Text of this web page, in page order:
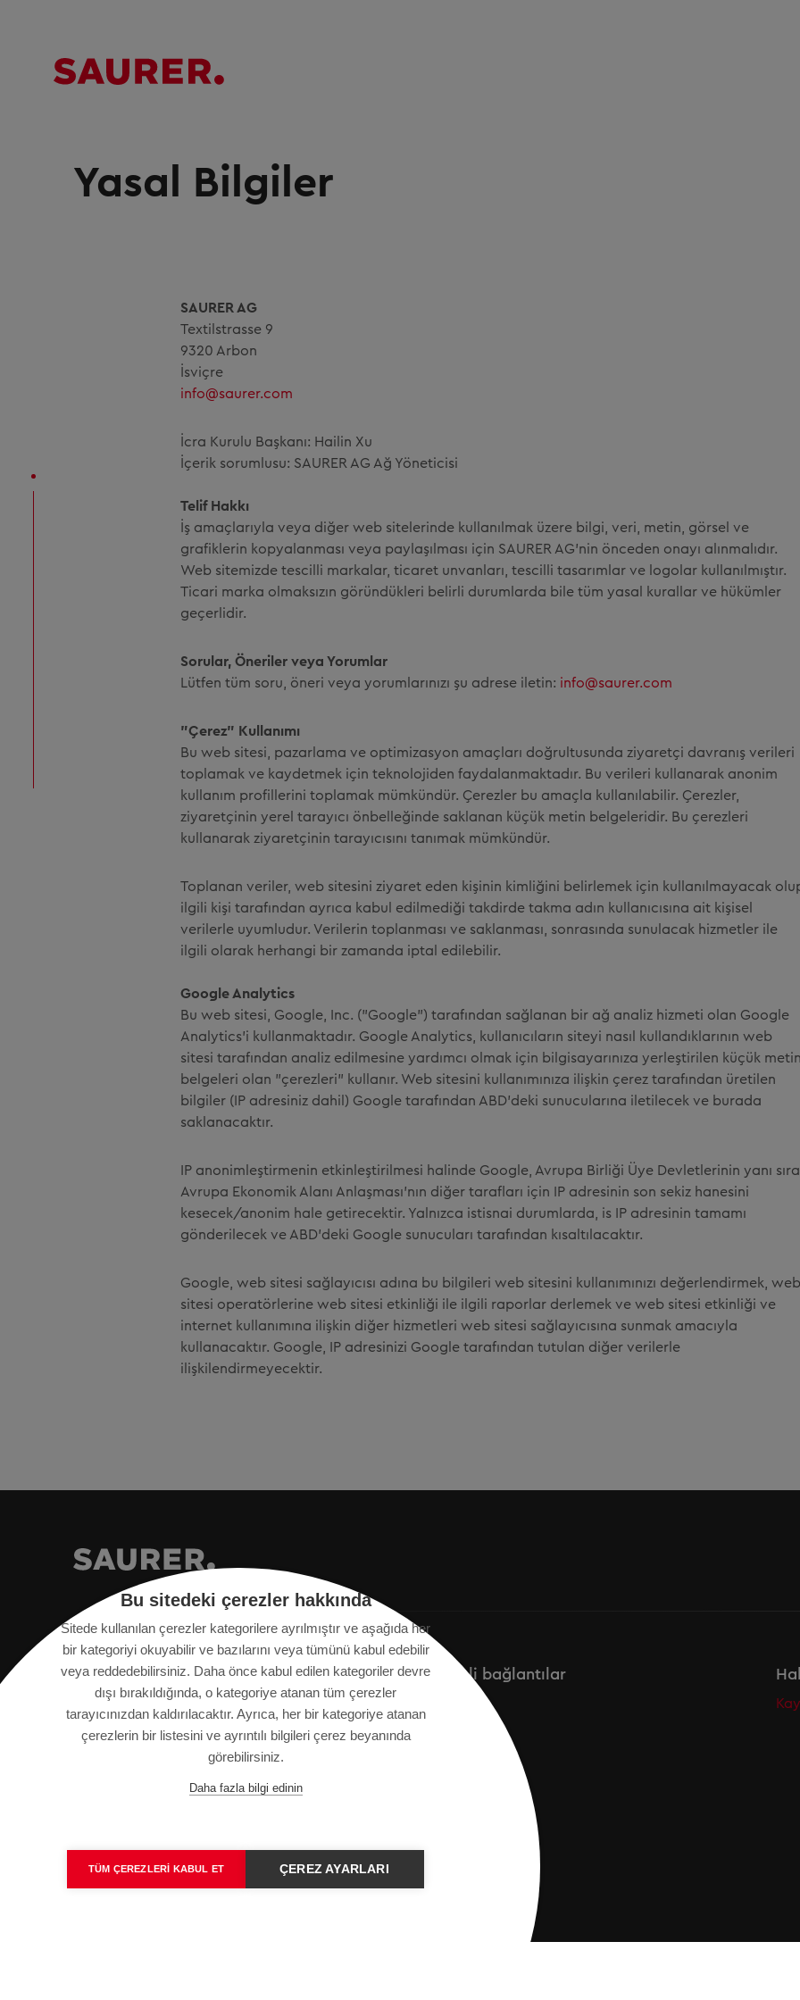
Yasal Bilgiler
SAURER AG
Textilstrasse 9
9320 Arbon
İsviçre
info@saurer.com
İcra Kurulu Başkanı: Hailin Xu
İçerik sorumlusu: SAURER AG Ağ Yöneticisi
Telif Hakkı
İş amaçlarıyla veya diğer web sitelerinde kullanılmak üzere bilgi, veri, metin, görsel ve
grafiklerin kopyalanması veya paylaşılması için SAURER AG'nin önceden onayı alınmalıdır.
Web sitemizde tescilli markalar, ticaret unvanları, tescilli tasarımlar ve logolar kullanılmıştır.
Ticari marka olmaksızın göründükleri belirli durumlarda bile tüm yasal kurallar ve hükümler
geçerlidir.
Sorular, Öneriler veya Yorumlar
Lütfen tüm soru, öneri veya yorumlarınızı şu adrese iletin: info@saurer.com
"Çerez" Kullanımı
Bu web sitesi, pazarlama ve optimizasyon amaçları doğrultusunda ziyaretçi davranış verileri
toplamak ve kaydetmek için teknolojiden faydalanmaktadır. Bu verileri kullanarak anonim
kullanım profillerini toplamak mümkündür. Çerezler bu amaçla kullanılabilir. Çerezler,
ziyaretçinin yerel tarayıcı önbelleğinde saklanan küçük metin belgeleridir. Bu çerezleri
kullanarak ziyaretçinin tarayıcısını tanımak mümkündür.
Toplanan veriler, web sitesini ziyaret eden kişinin kimliğini belirlemek için kullanılmayacak
ilgili kişi tarafından ayrıca kabul edilmediği takdirde takma adın kullanıcısına ait kişisel
verilerle uyumludur. Verilerin toplanması ve saklanması, sonrasında sunulacak hizmetler ile
ilgili olarak herhangi bir zamanda iptal edilebilir.
Google Analytics
Bu web sitesi, Google, Inc. ("Google") tarafından sağlanan bir ağ analiz hizmeti olan Google
Analytics'i kullanmaktadır. Google Analytics, kullanıcıların siteyi nasıl kullandıklarının web
sitesi tarafından analiz edilmesine yardımcı olmak için bilgisayarınıza yerleştirilen küçük
belgeleri olan "çerezleri" kullanır. Web sitesini kullanımınıza ilişkin çerez tarafından üretilen
bilgiler (IP adresiniz dahil) Google tarafından ABD’deki sunucularına iletilecek ve burada
saklanacaktır.
IP anonimleştirmenin etkinleştirilmesi halinde Google, Avrupa Birliği Üye Devletlerinin yanı sıra
Avrupa Ekonomik Alanı Anlaşması'nın diğer tarafları için IP adresinin son sekiz hanesini
kesecek/anonim hale getirecektir. Yalnızca istisnai durumlarda, is IP adresinin tamamı
gönderilecek ve ABD'deki Google sunucuları tarafından kısaltılacaktır.
Google, web sitesi sağlayıcısı adına bu bilgileri web sitesini kullanımınızı değerlendirmek, web
sitesi operatörlerine web sitesi etkinliği ile ilgili raporlar derlemek ve web sitesi etkinliği ve
internet kullanımına ilişkin diğer hizmetleri web sitesi sağlayıcısına sunmak amacıyla
kullanacaktır. Google, IP adresinizi Google tarafından tutulan diğer verilerle
ilişkilendirmeyecektir.
Saurer Intelligent Technology AG
Textilstrasse 9
9320 Arbon, İsviçre
Önemli bağlantılar
Bu sitedeki çerezler hakkında
Sitede kullanılan çerezler kategorilere ayrılmıştır ve aşağıda her
bir kategoriyi okuyabilir ve bazılarını veya tümünü kabul edebilir
veya reddedebilirsiniz. Daha önce kabul edilen kategoriler devre
dışı bırakıldığında, o kategoriye atanan tüm çerezler
tarayıcınızdan kaldırılacaktır. Ayrıca, her bir kategoriye atanan
çerezlerin bir listesini ve ayrıntılı bilgileri çerez beyanında
görebilirsiniz.
Daha fazla bilgi edinin
TÜM ÇEREZLERI KABUL ET ÇEREZ AYARLARI